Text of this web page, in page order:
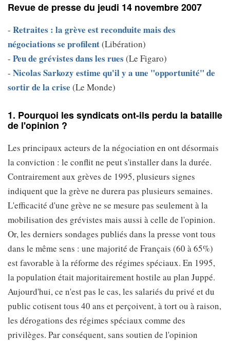
Revue de presse du jeudi 14 novembre 2007
- Retraites : la grève est reconduite mais des
négociations se profilent(Libération)
- Peu de grévistes dans les rues (Le Figaro)
- Nicolas Sarkozy estime qu'il y a une "opportunité" de
sortir de la crise (Le Monde)
1. Pourquoi les syndicats ont-ils perdu la bataille
de l'opinion ?
Les principaux acteurs de la négociation en ont désormais
la conviction : le conflit ne peut s'installer dans la durée.
Contrairement aux grèves de 1995, plusieurs signes
indiquent que la grève ne durera pas plusieurs semaines.
L'efficacité d'une grève ne se mesure pas seulement à la
mobilisation des grévistes mais aussi à celle de l'opinion.
Or, les derniers sondages publiés dans la presse vont tous
dans le même sens : une majorité de Français (60 à 65%)
est favorable à la réforme des régimes spéciaux. En 1995,
la population était majoritairement hostile au plan Juppé.
Aujourd'hui, ce n'est pas le cas, les salariés du privé et du
public cotisent tous 40 ans et perçoivent, à tort ou à raison,
les dérogations des régimes spéciaux comme des
privilèges. Par conséquent, sans soutien de l'opinion